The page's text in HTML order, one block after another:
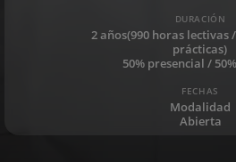
DURACIÓN
2 años(990 horas lectivas
prácticas)
50% presencial /
FECHAS
Modalidad
Abierta